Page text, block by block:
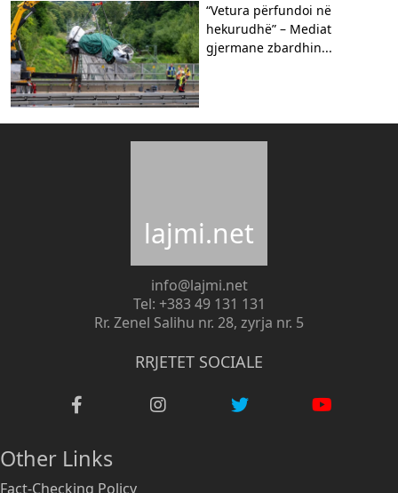
“Vetura përfundoi në
hekurudhë” – Mediat
gjermane zbardhin...
lajmi.net
info@lajmi.net
Tel: +383 49 131 131
Rr. Zenel Salihu nr. 28, zyrja nr. 5
RRJETET SOCIALE
Other Links
Fact-Checking Policy